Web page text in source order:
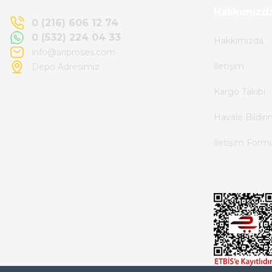
Alışveriş süreci de hızlı ve problemsiz geçti.
Havale ile odeme yaptim ve tedirgindim ama
Paketleme çok profesyonelce yapılmıştı ürün
0 (216) 606 12 74
0 (532) 224 04 33
info@ariproses.com
Depo Adresimiz
Hakkımızda
İletişim
Kargo Takibi
Havale
İletişim